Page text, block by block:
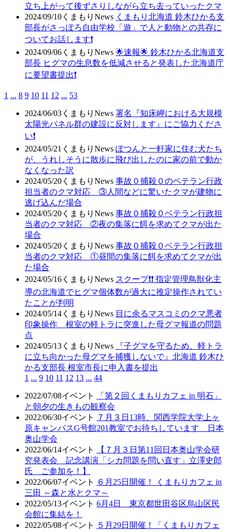
立ち上がって後ずさりしながら立ち去っていったクマ
2024/09/10 くまもりNews くまもり北海道 鈴木ひかる支
部長がさっぽろ自由学校「遊」で人と動物との共存に
ついてお話します❗
2024/09/06 くまもりNews 🌟速報🌟 鈴木ひかる北海道支
部長 ヒグマの生息数を低減させると発表した北海道庁
に要望書提出❗
1 ... 8 9 10 11 12 ... 53
2024/06/03 くまもりNews 署名『知床岬における大規模
太陽光パネル群の建設に反対します』にご協力くださ
い❗
2024/05/21 くまもりNews ぽつんと一軒家に住む犬たち
が、うれしそうに散歩に飛び出したのに家の前で動か
なくなった訳
2024/05/20 くまもりNews 事故０捕殺０のベテラン行政
担当者のクマ対応 ③人間などに驚いたクマが建物に
逃げ込んだ場合
2024/05/20 くまもりNews 事故０捕殺０ベテラン行政担
当者のクマ対応 ②夜の集落に餌を求めてクマが出た
場合
2024/05/20 くまもりNews 事故０捕殺０ベテラン行政担
当者のクマ対応 ①昼間の集落に餌を求めてクマが出
た場合
2024/05/16 くまもりNews スクープ❗❗ 指定管理鳥獣化主
導の北海道でヒグマ個体数が過大に推定操作されてい
たことが判明
2024/05/14 くまもりNews 目に余るマスコミのクマ悪者
印象操作 根室の軽トラに突進した母グマ報道の問題
点
2024/05/13 くまもりNews
『子グマを守るため、軽トラ
に立ち向かった母グマを捕獲しないで』北海道 鈴木ひ
かる支部長 根室市長に申入書を提出
1 ... 9 10 11 12 13 ... 44
2022/07/08イベント
「第２回くまもりカフェ in 明石」
と朝夕の生きもの観察会
2022/06/30イベント
７月３日13時、関西学院大学上ヶ
原キャンパスG号館201教室でお待ちしています 日本
奥山学会
2022/06/14イベント
【７月３日第11回日本奥山学会研
究発表会 記念講演「シカ問題を問い直す」立澤史郎
氏 ご参加を！】
2022/06/07イベント
６月25日開催！ くまもりカフェ in
三田 ～森と水とクマ～
2022/05/13イベント 6月4日 東京都世田谷区烏山区民
会館に集結を！
2022/05/08イベント
５月29日開催！「くまもりカフェ